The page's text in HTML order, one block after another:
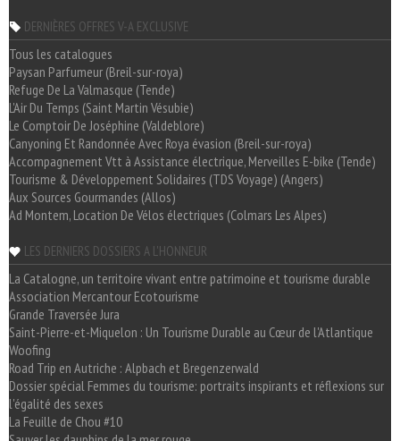
DERNIÈRES OFFRES V-A EXCLUSIVE
Tous les catalogues
Paysan Parfumeur (Breil-sur-roya)
Refuge De La Valmasque (Tende)
L'Air Du Temps (Saint Martin Vésubie)
Le Comptoir De Joséphine (Valdeblore)
Canyoning Et Randonnée Avec Roya évasion (Breil-sur-roya)
Accompagnement Vtt à Assistance électrique, Merveilles E-bike (Tende)
Tourisme & Développement Solidaires (TDS Voyage) (Angers)
Aux Sources Gourmandes (Allos)
Ad Montem, Location De Vélos électriques (Colmars Les Alpes)
LES DERNIERS DOSSIERS A L'HONNEUR
La Catalogne, un territoire vivant entre patrimoine et tourisme durable
Association Mercantour Ecotourisme
Grande Traversée Jura
Saint-Pierre-et-Miquelon : Un Tourisme Durable au Cœur de l'Atlantique
Woofing
Road Trip en Autriche : Alpbach et Bregenzerwald
Dossier spécial Femmes du tourisme: portraits inspirants et réflexions sur
l'égalité des sexes
La Feuille de Chou #10